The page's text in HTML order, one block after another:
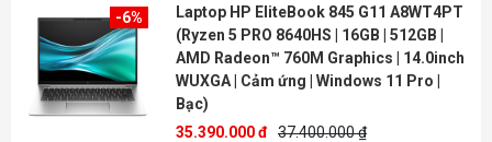
-6%
Laptop HP EliteBook 845 G11 A8WT4PT
(Ryzen 5 PRO 8640HS | 16GB | 512GB |
AMD Radeon™ 760M Graphics | 14.0inch
WUXGA | Cảm ứng | Windows 11 Pro |
Bạc)
35.390.000 đ 37.400.000 ₫